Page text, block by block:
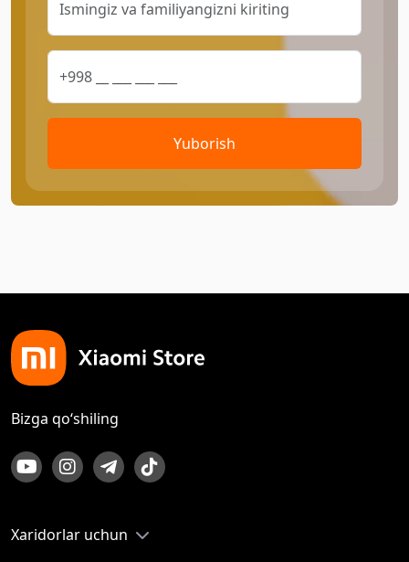
Yuborish
Bizga qo‘shiling
Xaridorlar uchun